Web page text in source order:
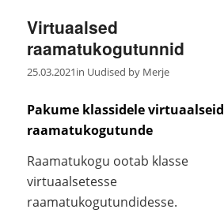
Virtuaalsed
raamatukogutunnid
25.03.2021in Uudised by Merje
Pakume klassidele virtuaalseid
raamatukogutunde
Raamatukogu ootab klasse
virtuaalsetesse
raamatukogutundidesse.